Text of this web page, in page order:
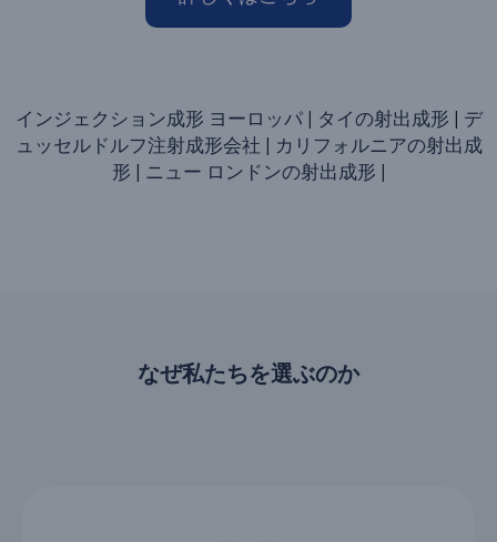
インジェクション成形 ヨーロッパ| タイの射出成形
デ
ュッセルドルフ注射成形会社
カリフォルニアの射出成
形
ニュー ロンドンの射出成形
なぜ私たちを選ぶのか